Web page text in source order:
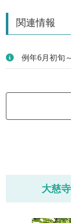
関連情報
例年6月初旬
大慈